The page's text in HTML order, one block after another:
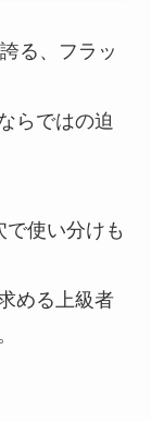
る、フラッ
らではの迫
使い分けも
める上級者